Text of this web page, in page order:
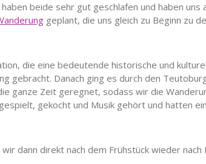
beide sehr gut geschlafen und haben uns
geplant, die uns gleich zu Beginn zu
die eine bedeutende historische und
gebracht. Danach ging es durch den
ganze Zeit geregnet, sodass wir die
gekocht und Musik gehört und hatten
dann direkt nach dem Frühstück wieder nach